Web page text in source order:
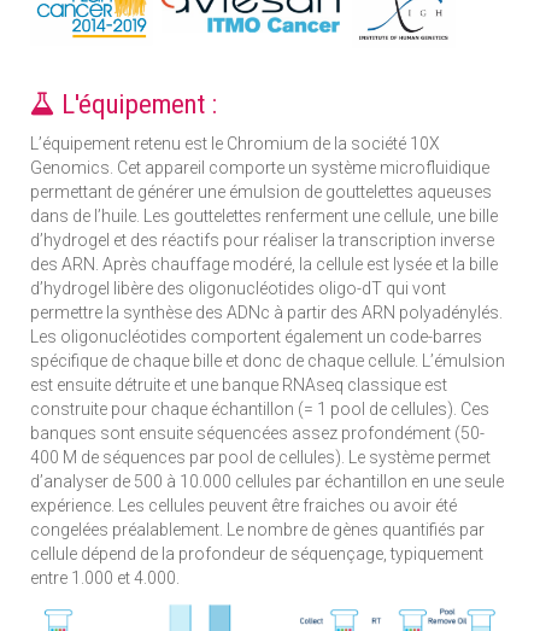
L'équipement :
L’équipement retenu est le Chromium de la société 10X
Genomics. Cet appareil comporte un système microfluidique
permettant de générer une émulsion de gouttelettes aqueuses
dans de l’huile. Les gouttelettes renferment une cellule, une bille
d’hydrogel et des réactifs pour réaliser la transcription inverse
des ARN. Après chauffage modéré, la cellule est lysée et la bille
d’hydrogel libère des oligonucléotides oligo-dT qui vont
permettre la synthèse des ADNc à partir des ARN polyadénylés.
Les oligonucléotides comportent également un code-barres
spécifique de chaque bille et donc de chaque cellule. L’émulsion
est ensuite détruite et une banque RNAseq classique est
construite pour chaque échantillon (= 1 pool de cellules). Ces
banques sont ensuite séquencées assez profondément (50-
400 M de séquences par pool de cellules). Le système permet
d’analyser de 500 à 10.000 cellules par échantillon en une seule
expérience. Les cellules peuvent être fraiches ou avoir été
congelées préalablement. Le nombre de gènes quantifiés par
cellule dépend de la profondeur de séquençage, typiquement
entre 1.000 et 4.000.